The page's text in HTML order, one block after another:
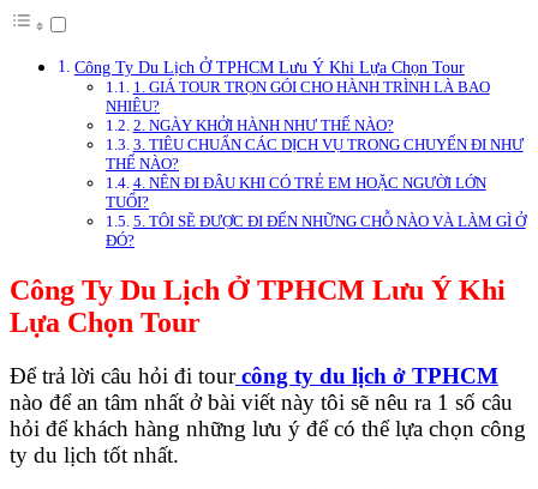
Công Ty Du Lịch Ở TPHCM Lưu Ý Khi Lựa Chọn Tour
1. GIÁ TOUR TRỌN GÓI CHO HÀNH TRÌNH LÀ BAO
NHIÊU?
2. NGÀY KHỞI HÀNH NHƯ THẾ NÀO?
3. TIÊU CHUẨN CÁC DỊCH VỤ TRONG CHUYẾN ĐI NHƯ
THẾ NÀO?
4. NÊN ĐI ĐÂU KHI CÓ TRẺ EM HOẶC NGƯỜI LỚN
TUỔI?
5. TÔI SẼ ĐƯỢC ĐI ĐẾN NHỮNG CHỖ NÀO VÀ LÀM GÌ Ở
ĐÓ?
Công Ty Du Lịch Ở TPHCM Lưu Ý Khi
Lựa Chọn Tour
Để trả lời câu hỏi đi tourcông ty du lịch ở TPHCM
nào để an tâm nhất ở bài viết này tôi sẽ nêu ra 1 số câu
hỏi để khách hàng những lưu ý để có thể lựa chọn công
ty du lịch tốt nhất.